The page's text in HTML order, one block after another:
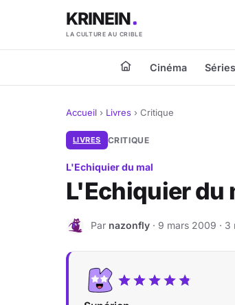
KRINEIN
LA CULTURE AU CRIBLE
Cinéma Séries
Accueil › Livres › Critique
LIVRES CRITIQUE
L'Echiquier du mal
L'Echiquier du
N Par nazonfly · 9 mars 2009 ·